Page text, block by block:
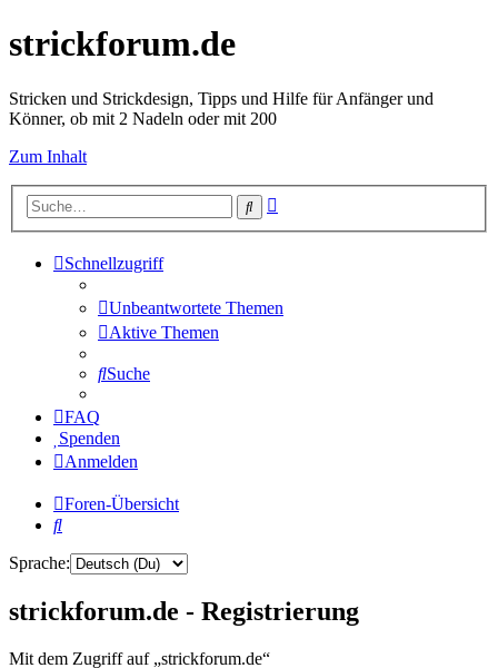
strickforum.de
Stricken und Strickdesign, Tipps und Hilfe für Anfänger und
Könner, ob mit 2 Nadeln oder mit 200
Zum Inhalt
Suche
Schnellzugriff
Unbeantwortete Themen
Aktive Themen
Suche
FAQ
Spenden
Anmelden
Foren-Übersicht
Suche
Sprache:
strickforum.de - Registrierung
Mit dem Zugriff auf „strickforum.de“